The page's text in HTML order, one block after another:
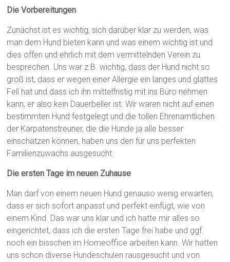
Die Vorbereitungen
Zunächst ist es wichtig, sich darüber klar zu werden, was
man dem Hund bieten kann und was einem wichtig ist und
dies offen und ehrlich mit dem vermittelnden Verein zu
besprechen. Uns war z.B. wichtig, dass der Hund nicht so
groß ist, dass er wegen einer Allergie ein langes und glattes
Fell hat und dass ich ihn mittelfristig mit ins Büro nehmen
kann, er also kein Dauerbeller ist. Wir waren nicht auf einen
bestimmten Hund festgelegt und die tollen Ehrenamtlichen
der Karpatenstreuner, die die Hunde ja alle besser
einschätzen können, haben uns den für uns perfekten
Familienzuwachs ausgesucht.
Die ersten Tage im neuen Zuhause
Man darf von einem neuen Hund genauso wenig erwarten,
dass er sich sofort anpasst und perfekt einfügt, wie von
einem Kind. Das war uns klar und ich hatte mir alles so
eingerichtet, dass ich die ersten Tage frei habe und ggf.
noch ein bisschen im Homeoffice arbeiten kann. Wir hatten
uns schon diverse Hundeschulen rausgesucht und von